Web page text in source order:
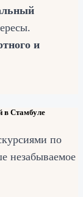
и
в Стамбуле
по
незабываемое